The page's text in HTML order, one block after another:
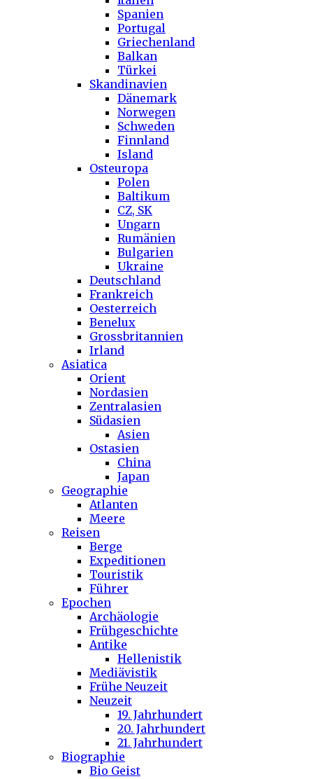
Spanien
Portugal
Griechenland
Balkan
Türkei
Skandinavien
Dänemark
Norwegen
Schweden
Finnland
Island
Osteuropa
Polen
Baltikum
CZ, SK
Ungarn
Rumänien
Bulgarien
Ukraine
Deutschland
Frankreich
Oesterreich
Benelux
Grossbritannien
Irland
Asiatica
Orient
Nordasien
Zentralasien
Südasien
Asien
Ostasien
China
Japan
Geographie
Atlanten
Meere
Reisen
Berge
Expeditionen
Touristik
Führer
Epochen
Archäologie
Frühgeschichte
Antike
Hellenistik
Mediävistik
Frühe Neuzeit
Neuzeit
19. Jahrhundert
20. Jahrhundert
21. Jahrhundert
Biographie
Bio Geist